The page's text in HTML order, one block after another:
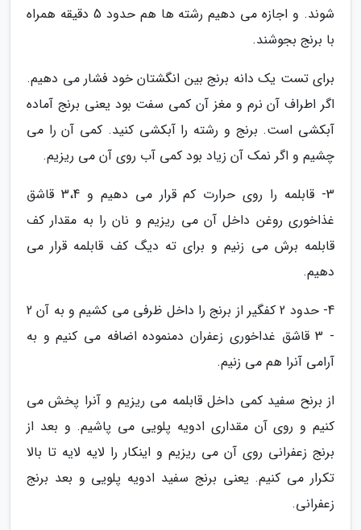
شوند. و اجازه می دهیم رشته ها هم حدود 5 دقیقه همراه
با برنج بجوشند.
برای تست یک دانه برنج بین انگشتان خود فشار می دهیم.
اگر اطراف آن نرم و مغز آن کمی سفت بود یعنی برنج آماده
آبکشی است. برنج و رشته را آبکشی کنید. کمی آن را می
چشیم و اگر نمک آن زیاد بود کمی آب روی آن می ریزیم.
3- قابلمه را روی حرارت کم قرار می دهیم و 3،4 قاشق
غذاخوری روغن داخل آن می ریزیم و نان را به مقدار کف
قابلمه برش می زنیم و برای ته دیگ کف قابلمه قرار می
دهیم.
4- حدود 2 کفگیر از برنج را داخل ظرفی می کشیم و به آن 2
- 3 قاشق غداخوری زعفران دمنموده اضافه می کنیم و به
آرامی آنرا هم می زنیم.
از برنح سفید کمی داخل قابلمه می ریزیم و آنرا پخش می
کنیم و روی آن مقداری ادویه پلویی می پاشیم. و بعد از
برنج زعفرانی روی آن می ریزیم و اینکار را لایه لایه تا بالا
تکرار می کنیم. یعنی برنج سفید ادویه پلویی و بعد برنج
زعفرانی.